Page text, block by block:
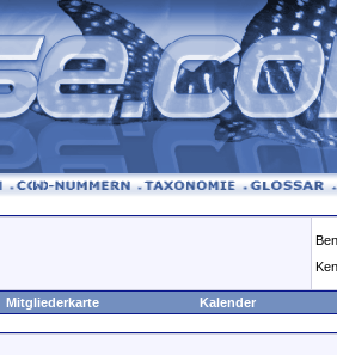
Mitgliederkarte Kalender